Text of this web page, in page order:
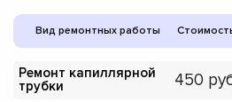
Вид ремонтных работы
Ремонт капиллярной
трубки
450